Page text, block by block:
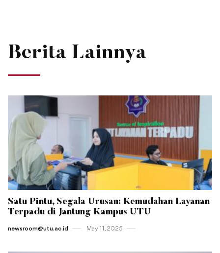
Berita Lainnya
Satu Pintu, Segala Urusan: Kemudahan Layanan
Terpadu di Jantung Kampus UTU
newsroom@utu.ac.id May 11 , 2025